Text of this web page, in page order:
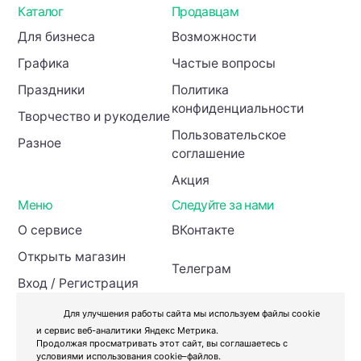
Каталог
Для бизнеса
Графика
Праздники
Творчество и рукоделие
Разное
Продавцам
Возможности
Частые вопросы
Политика
конфиденциальности
Пользовательское
соглашение
Акция
Меню
О сервисе
Открыть магазин
Вход / Регистрация
Инвесторам
Следуйте за нами
ВКонтакте
Телеграм
Для улучшения работы сайта мы используем файлы cookie
и сервис веб-аналитики Яндекс Метрика.
Продолжая просматривать этот сайт, вы соглашаетесь с
условиями использования cookie–файлов.